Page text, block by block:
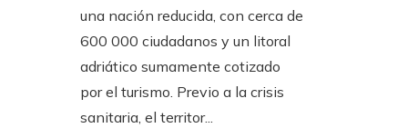
una nación reducida, con cerca de
600 000 ciudadanos y un litoral
adriático sumamente cotizado
por el turismo. Previo a la crisis
sanitaria, el territor...